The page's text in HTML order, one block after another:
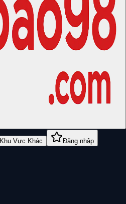
Khu Vực Khác Đăng nhập